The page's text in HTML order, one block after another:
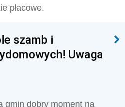
płacowe.
szamb i
Uwaga
gmin dobry moment na